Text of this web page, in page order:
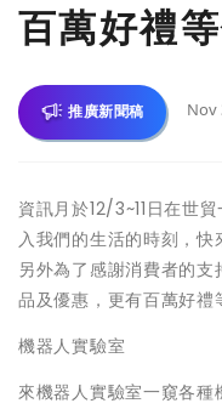
百萬好禮
推廣新聞稿 Nov
資訊月於12/3~11日在世
入我們的生活的時刻，快
另外為了感謝消費者的
品及優惠，更有百萬好禮
機器人實驗室
來機器人實驗室一窺各